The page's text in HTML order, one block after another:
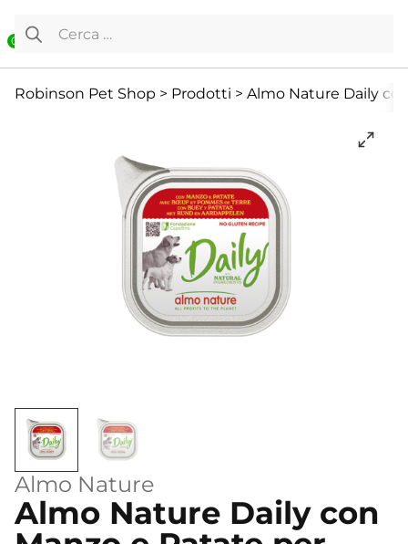
0
Ricerca per:
Robinson Pet Shop > Prodotti > Almo Nature Daily
Almo Nature
Almo Nature Daily con